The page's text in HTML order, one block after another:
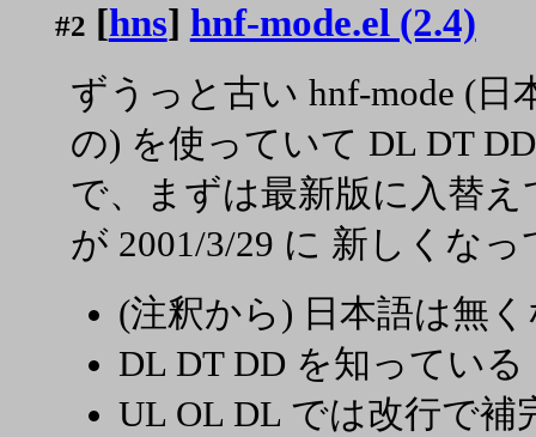
#2 [hns] hnf-mode.el (2.4)
ずうっと古い hnf-mode (
の) を使っていて DL DT
で、まずは最新版に入替え
が 2001/3/29 に 新しくな
(注釈から) 日本語は無
DL DT DD を知っている
UL OL DL では改行で補